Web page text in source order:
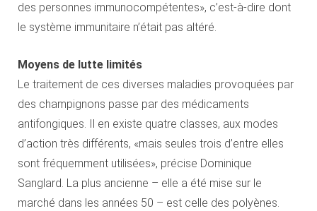
des personnes immunocompétentes», c’est-à-dire dont
le système immunitaire n’était pas altéré.
Moyens de lutte limités
Le traitement de ces diverses maladies provoquées par
des champignons passe par des médicaments
antifongiques. Il en existe quatre classes, aux modes
d’action très différents, «mais seules trois d’entre elles
sont fréquemment utilisées», précise Dominique
Sanglard. La plus ancienne – elle a été mise sur le
marché dans les années 50 – est celle des polyènes.